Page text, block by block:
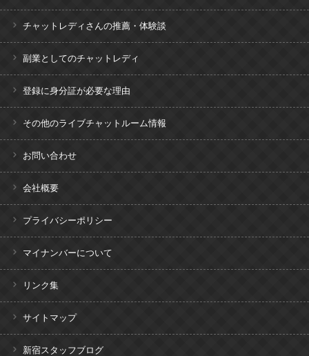
チャットレディさんの推薦・体験談
副業としてのチャットレディ
登録に身分証が必要な理由
その他のライブチャットルーム情報
お問い合わせ
会社概要
プライバシーポリシー
マイナンバーについて
リンク集
サイトマップ
新宿スタッフブログ